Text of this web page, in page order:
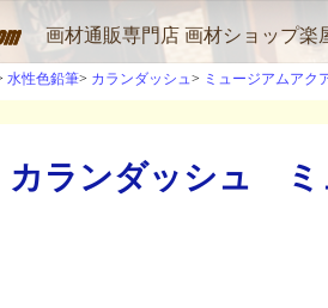
画材通販専門店 画材ショップ楽
水性色鉛筆 カランダッシュ ミュージアムアク
カランダッシュ ミ